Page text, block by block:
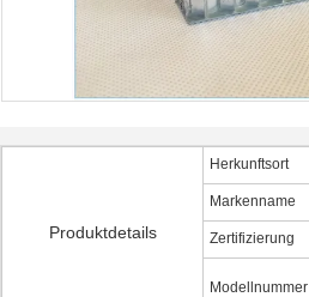
Produktdetails
Herkunftsort
Markenname
Zertifizierung
Modellnummer